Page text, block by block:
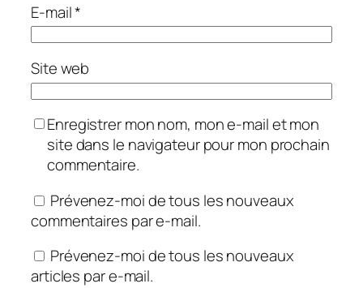
E-mail*
Site web
Enregistrer mon nom, mon e-mail et mon
site dans le navigateur pour mon prochain
commentaire.
Prévenez-moi de tous les nouveaux
commentaires par e-mail.
Prévenez-moi de tous les nouveaux
articles par e-mail.